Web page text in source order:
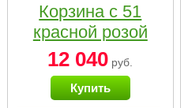
Корзина с 51
красной розой
12 040 руб.
Купить